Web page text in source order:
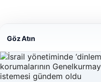
Göz Atın